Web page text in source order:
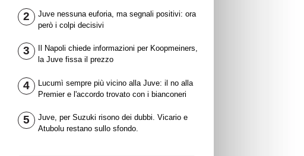
2
Juve nessuna euforia, ma segnali positivi: ora
però i colpi decisivi
3
Il Napoli chiede informazioni per Koopmeiners,
la Juve fissa il prezzo
4
Lucumì sempre più vicino alla Juve: il no alla
Premier e l'accordo trovato con i bianconeri
5
Juve, per Suzuki risono dei dubbi. Vicario e
Atubolu restano sullo sfondo.